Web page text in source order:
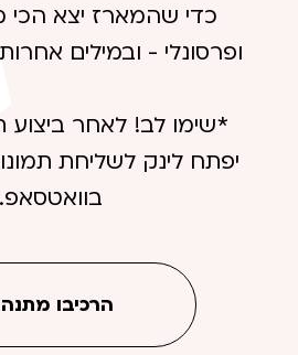
כדי שהמארז יצא הכי
ופרסונלי - ובמילים
*שימו לב! לאחר
יפתח לינק לשליחת
בוואטסאפ.
הרכיבו